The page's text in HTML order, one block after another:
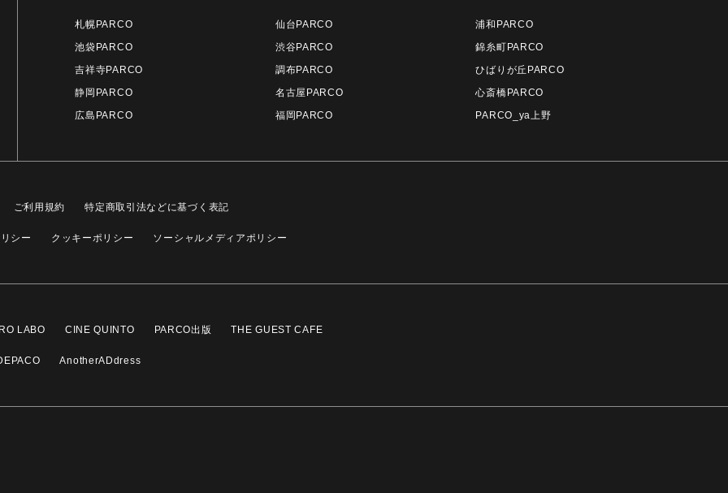
札幌PARCO 仙台PARCO
浦和PARCO
池袋PARCO
渋谷PARCO
錦糸町PARCO
吉祥寺PARCO
調布PARCO
ひばりが丘PARCO
静岡PARCO
名古屋PARCO
心斎橋PARCO
広島PARCO
福岡PARCO PARCO_ya上野
ご利用規約 特定商取引法などに基づく表記
シー クッキーポリシー ソーシャルメディアポリシー
LABO CINE QUINTO PARCO出版 THE GUEST CAFE
AnotherADdress